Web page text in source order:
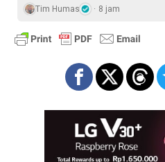
Tim Humas 8 jam